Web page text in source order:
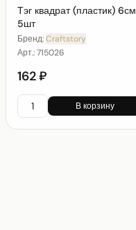
Тэг квадрат (пластик) 6см
5шт
Бренд:Craftstory
Арт.:715026
162 ₽
В корзину